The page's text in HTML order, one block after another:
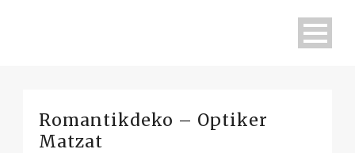
Romantikdeko – Optiker
Matzat